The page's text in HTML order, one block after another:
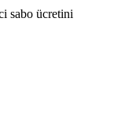
sabo ücretini